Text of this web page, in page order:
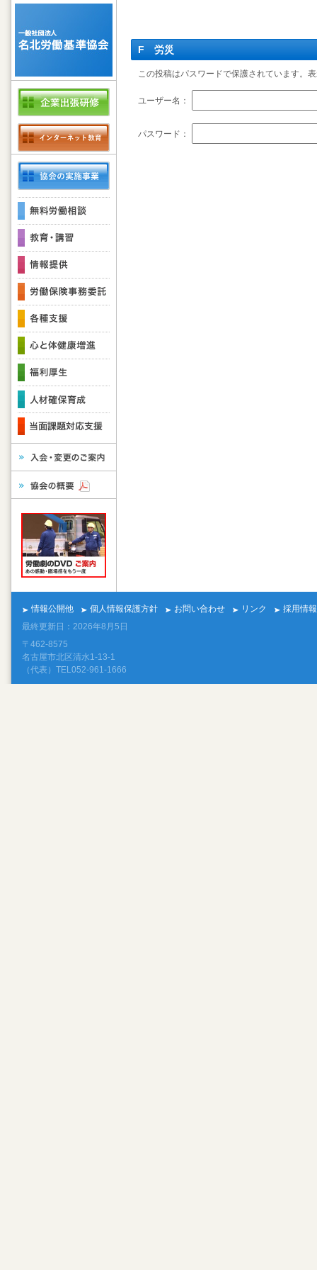
F 労災
この投稿はパスワードで保護されています。
ユーザー名：
パスワード：
情報公開他 個人情報保護方針 お問い合わせ リンク
採用情報
最終更新日：2026年8月5日
〒462-8575
名古屋市北区清水1-13-1
（代表）TEL052-961-1666